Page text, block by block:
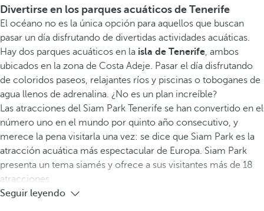
Divertirse en los parques acuáticos de Tenerife
El océano no es la única opción para aquellos que buscan
pasar un día disfrutando de divertidas actividades acuáticas.
Hay dos parques acuáticos en la isla de Tenerife, ambos
ubicados en la zona de Costa Adeje. Pasar el día disfrutando
de coloridos paseos, relajantes ríos y piscinas o toboganes de
agua llenos de adrenalina. ¿No es un plan increíble?
Las atracciones del Siam Park Tenerife se han convertido en el
número uno en el mundo por quinto año consecutivo, y
merece la pena visitarla una vez: se dice que Siam Park es la
atracción acuática más espectacular de Europa. Siam Park
presenta un tema siamés y ofrece a sus visitantes más de 18
atracciones.
Seguir leyendo